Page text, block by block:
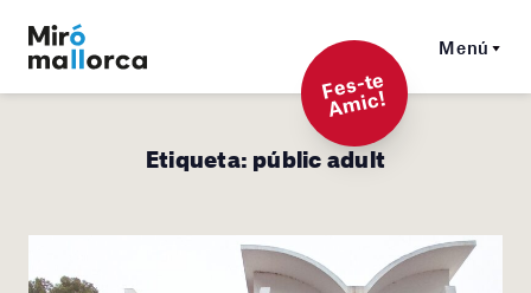
Menú
F
es-t
e
A
mi
c!
Etiqueta:públic adult